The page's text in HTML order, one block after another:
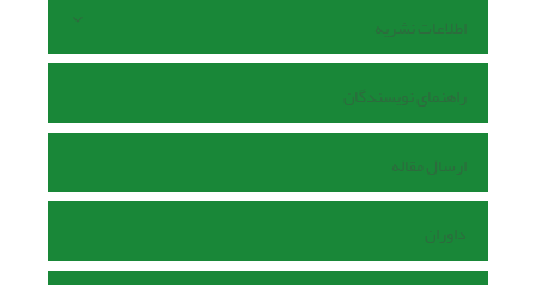
اطلاعات نشریه
راهنمای نویسندگان
ارسال مقاله
داوران